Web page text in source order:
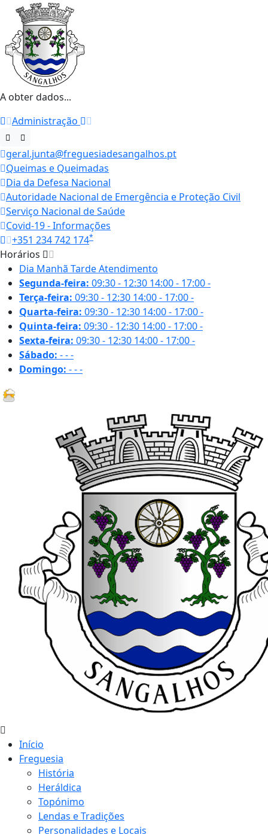
A obter dados...
Administração
geral.junta@freguesiadesangalhos.pt
Queimas e Queimadas
Dia da Defesa Nacional
Autoridade Nacional de Emergência e Proteção Civil
Serviço Nacional de Saúde
Covid-19 - Informações
+351 234 742 174*
Horários
Dia Manhã TardeAtendimento
Segunda-feira: 09:30 - 12:30 14:00 - 17:00-
Terça-feira: 09:30 - 12:30 14:00 - 17:00-
Quarta-feira: 09:30 - 12:30 14:00 - 17:00-
Quinta-feira: 09:30 - 12:30 14:00 - 17:00-
Sexta-feira: 09:30 - 12:30 14:00 - 17:00-
Sábado: ---
Domingo: ---
Início
Freguesia
História
Heráldica
Topónimo
Lendas e Tradições
Personalidades e Locais